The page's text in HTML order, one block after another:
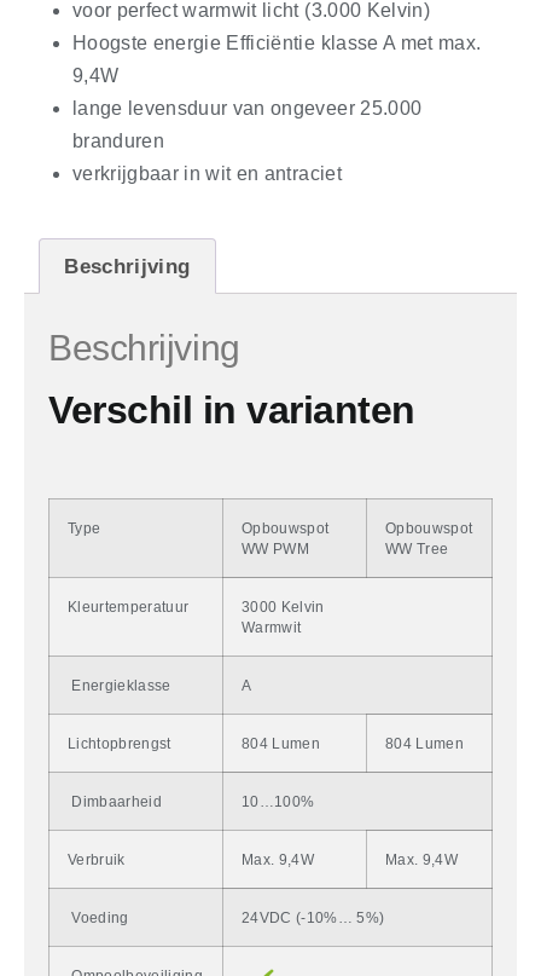
voor perfect warmwit licht (3.000 Kelvin)
Hoogste energie Efficiëntie klasse A met max.
9,4W
lange levensduur van ongeveer 25.000
branduren
verkrijgbaar in wit en antraciet
Beschrijving
Beschrijving
Verschil in varianten
Type
Opbouwspot
WW PWM
Opbouwspot
WW Tree
Kleurtemperatuur
3000 Kelvin
Warmwit
Energieklasse A
Lichtopbrengst 804 Lumen 804 Lumen
Dimbaarheid 10…100%
Verbruik Max. 9,4W Max. 9,4W
Voeding 24VDC (-10%… 5%)